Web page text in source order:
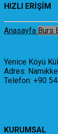
HIZLI ERİŞİM
Anasayfa Burs
Yenice Köyü
Adres:
Telefon: +90
KURUMSAL